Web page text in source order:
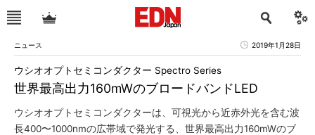
ニュース 2019年1月28日
世界最高出力160mWのブロードバンドLED
ウシオオプトセミコンダクター Spectro Series
ウシオオプトセミコンダクターは、可視光から近赤外光を含む波
長400〜1000nmの広帯域で発光する、世界最高出力160mWのブ